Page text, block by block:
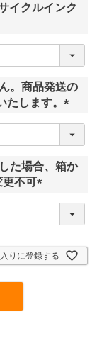
)
イクルインク
。商品発送の
たします。
(
必
)
た場合、箱か
更不可
(
)
りに登録する